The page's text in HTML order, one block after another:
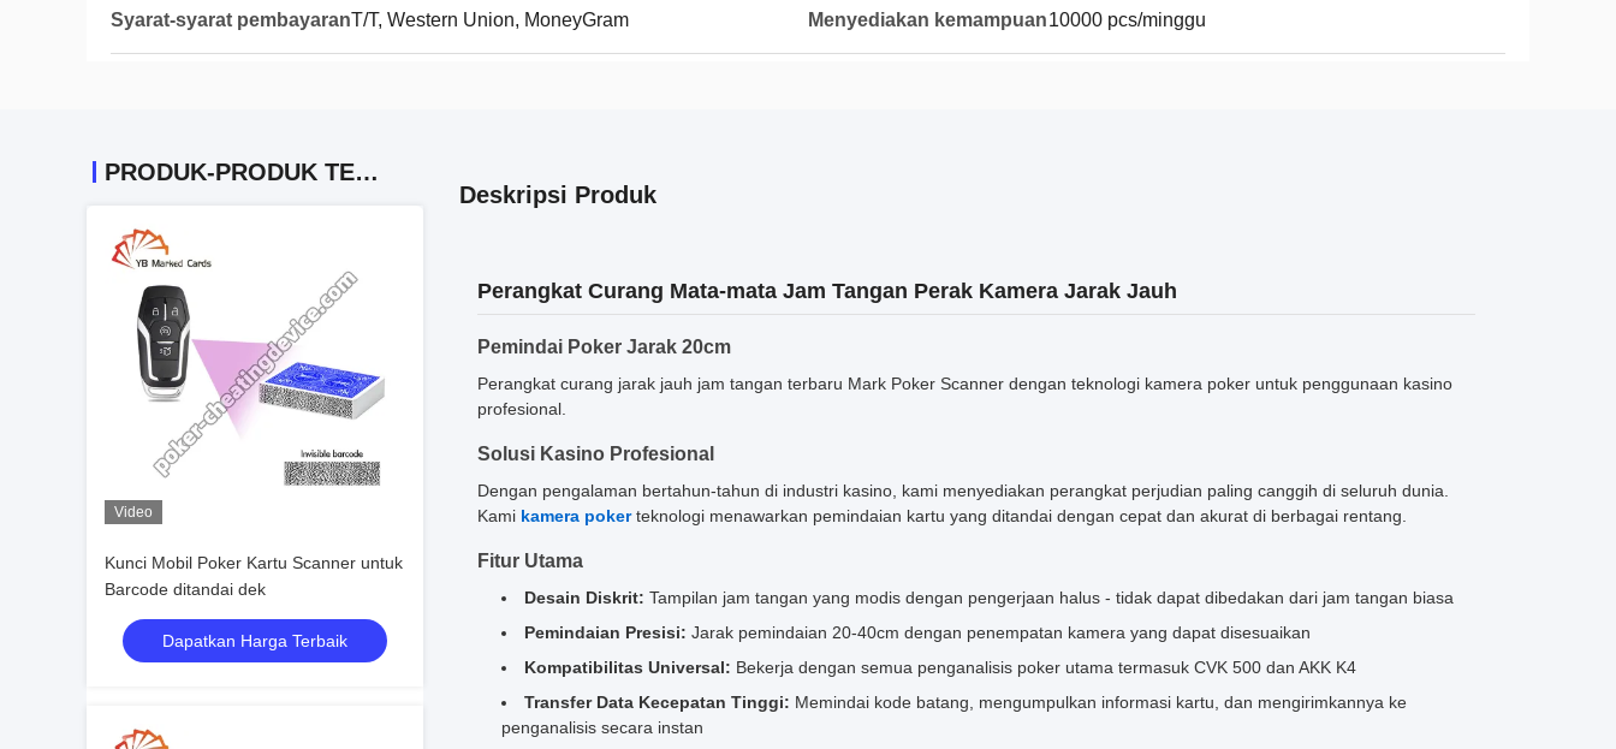
Syarat-syarat pembayaranT/T, Western Union, MoneyGram Menyediakan kemampuan10000 pcs/minggu
PRODUK-PRODUK TERKAIT
Video
Kunci Mobil Poker Kartu Scanner untuk
Barcode ditandai dek
Dapatkan Harga Terbaik
Deskripsi Produk
Perangkat Curang Mata-mata Jam Tangan Perak Kamera Jarak Jauh
Pemindai Poker Jarak 20cm
Perangkat curang jarak jauh jam tangan terbaru Mark Poker Scanner dengan teknologi kamera poker untuk penggunaan kasino
profesional.
Solusi Kasino Profesional
Dengan pengalaman bertahun-tahun di industri kasino, kami menyediakan perangkat perjudian paling canggih di seluruh dunia.
Kami kamera pokerteknologi menawarkan pemindaian kartu yang ditandai dengan cepat dan akurat di berbagai rentang.
Fitur Utama
Desain Diskrit: Tampilan jam tangan yang modis dengan pengerjaan halus - tidak dapat dibedakan dari jam tangan biasa
Pemindaian Presisi: Jarak pemindaian 20-40cm dengan penempatan kamera yang dapat disesuaikan
Kompatibilitas Universal: Bekerja dengan semua penganalisis poker utama termasuk CVK 500 dan AKK K4
Transfer Data Kecepatan Tinggi: Memindai kode batang, mengumpulkan informasi kartu, dan mengirimkannya ke
penganalisis secara instan